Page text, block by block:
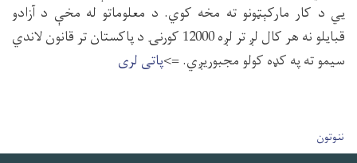
يي د كار ماركېټونو ته مخه كوي. د معلوماتو له مخې د آزادو
قبايلو نه هر كال لږ تر لږه 12000 كورنۍ د پاكستان تر قانون لاندي
سيمو ته په كډه كولو مجبوريږي. =>پاتی لری
User account menu
ننوتون